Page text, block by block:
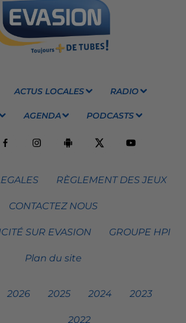
ACTUS LOCALES RADIO
AGENDA PODCASTS
RÈGLEMENT DES JEUX
CONTACTEZ NOUS
SUR EVASION GROUPE HPI
Plan du site
2026 2025 2024 2023
2022